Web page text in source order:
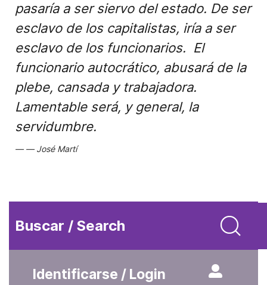
pasaría a ser siervo del estado. De ser
esclavo de los capitalistas, iría a ser
esclavo de los funcionarios. El
funcionario autocrático, abusará de la
plebe, cansada y trabajadora.
Lamentable será, y general, la
servidumbre.
José Martí
Buscar / Search
Identificarse / Login